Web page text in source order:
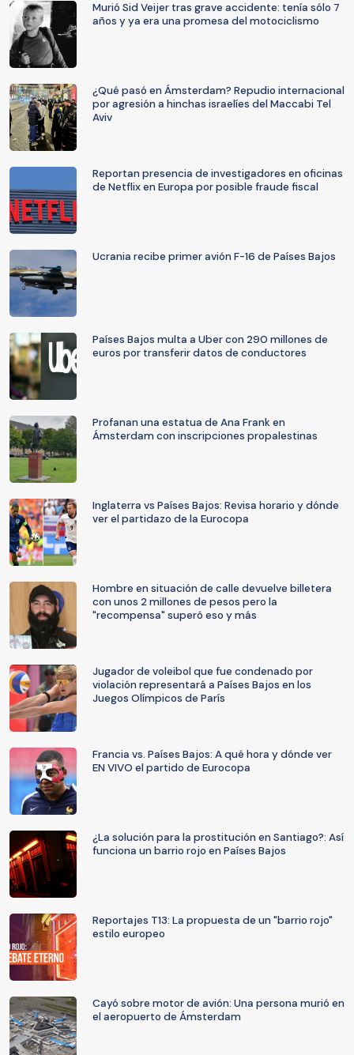
Murió Sid Veijer tras grave accidente: tenía sólo 7
años y ya era una promesa del motociclismo
¿Qué pasó en Ámsterdam? Repudio internacional
por agresión a hinchas israelíes del Maccabi Tel
Aviv
Reportan presencia de investigadores en oficinas
de Netflix en Europa por posible fraude fiscal
Ucrania recibe primer avión F-16 de Países Bajos
Países Bajos multa a Uber con 290 millones de
euros por transferir datos de conductores
Profanan una estatua de Ana Frank en
Ámsterdam con inscripciones propalestinas
Inglaterra vs Países Bajos: Revisa horario y dónde
ver el partidazo de la Eurocopa
Hombre en situación de calle devuelve billetera
con unos 2 millones de pesos pero la
"recompensa" superó eso y más
Jugador de voleibol que fue condenado por
violación representará a Países Bajos en los
Juegos Olímpicos de París
Francia vs. Países Bajos: A qué hora y dónde ver
EN VIVO el partido de Eurocopa
¿La solución para la prostitución en Santiago?: Así
funciona un barrio rojo en Países Bajos
Reportajes T13: La propuesta de un "barrio rojo"
estilo europeo
Cayó sobre motor de avión: Una persona murió en
el aeropuerto de Ámsterdam